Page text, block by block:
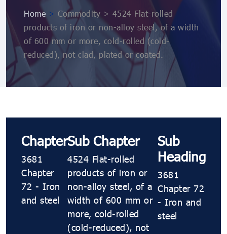
Home > Commodity > 4524 Flat-rolled
products of iron or non-alloy steel, of a width
of 600 mm or more, cold-rolled (cold-
reduced), not clad, plated or coated.
Chapter
3681
Chapter
72 - Iron
and steel
Sub Chapter
4524 Flat-rolled
products of iron or
non-alloy steel, of a
width of 600 mm or
more, cold-rolled
(cold-reduced), not
Sub
Heading
3681
Chapter 72
- Iron and
steel